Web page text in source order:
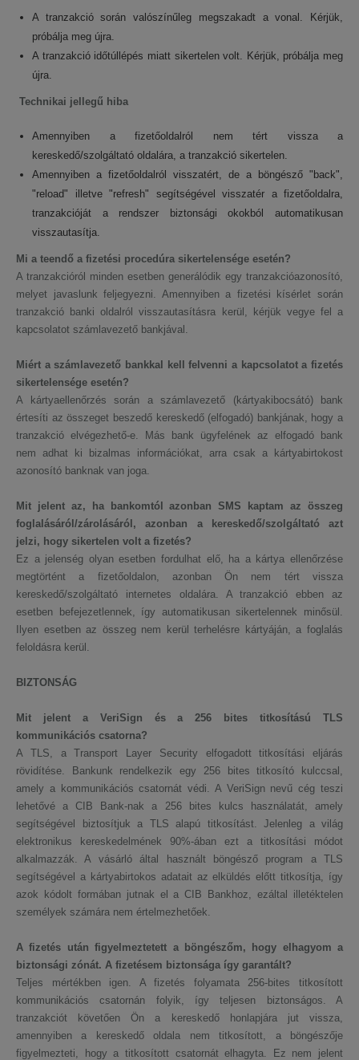
A tranzakció során valószínűleg megszakadt a vonal. Kérjük,
próbálja meg újra.
A tranzakció időtúllépés miatt sikertelen volt. Kérjük, próbálja meg
újra.
Technikai jellegű hiba
Amennyiben a fizetőoldalról nem tért vissza a
kereskedő/szolgáltató oldalára, a tranzakció sikertelen.
Amennyiben a fizetőoldalról visszatért, de a böngésző "back",
"reload" illetve "refresh" segítségével visszatér a fizetőoldalra,
tranzakcióját a rendszer biztonsági okokból automatikusan
visszautasítja.
Mi a teendő a fizetési procedúra sikertelensége esetén?
A tranzakcióról minden esetben generálódik egy tranzakcióazonosító,
melyet javaslunk feljegyezni. Amennyiben a fizetési kísérlet során
tranzakció banki oldalról visszautasításra kerül, kérjük vegye fel a
kapcsolatot számlavezető bankjával.
Miért a számlavezető bankkal kell felvenni a kapcsolatot a fizetés
sikertelensége esetén?
A kártyaellenőrzés során a számlavezető (kártyakibocsátó) bank
értesíti az összeget beszedő kereskedő (elfogadó) bankjának, hogy a
tranzakció elvégezhető-e. Más bank ügyfelének az elfogadó bank
nem adhat ki bizalmas információkat, arra csak a kártyabirtokost
azonosító banknak van joga.
Mit jelent az, ha bankomtól azonban SMS kaptam az összeg
foglalásáról/zárolásáról, azonban a kereskedő/szolgáltató azt
jelzi, hogy sikertelen volt a fizetés?
Ez a jelenség olyan esetben fordulhat elő, ha a kártya ellenőrzése
megtörtént a fizetőoldalon, azonban Ön nem tért vissza
kereskedő/szolgáltató internetes oldalára. A tranzakció ebben az
esetben befejezetlennek, így automatikusan sikertelennek minősül.
Ilyen esetben az összeg nem kerül terhelésre kártyáján, a foglalás
feloldásra kerül.
BIZTONSÁG
Mit jelent a VeriSign és a 256 bites titkosítású TLS
kommunikációs csatorna?
A TLS, a Transport Layer Security elfogadott titkosítási eljárás
rövidítése. Bankunk rendelkezik egy 256 bites titkosító kulccsal,
amely a kommunikációs csatornát védi. A VeriSign nevű cég teszi
lehetővé a CIB Bank-nak a 256 bites kulcs használatát, amely
segítségével biztosítjuk a TLS alapú titkosítást. Jelenleg a világ
elektronikus kereskedelmének 90%-ában ezt a titkosítási módot
alkalmazzák. A vásárló által használt böngésző program a TLS
segítségével a kártyabirtokos adatait az elküldés előtt titkosítja, így
azok kódolt formában jutnak el a CIB Bankhoz, ezáltal illetéktelen
személyek számára nem értelmezhetőek.
A fizetés után figyelmeztetett a böngészőm, hogy elhagyom a
biztonsági zónát. A fizetésem biztonsága így garantált?
Teljes mértékben igen. A fizetés folyamata 256-bites titkosított
kommunikációs csatornán folyik, így teljesen biztonságos. A
tranzakciót követően Ön a kereskedő honlapjára jut vissza,
amennyiben a kereskedő oldala nem titkosított, a böngészője
figyelmezteti, hogy a titkosított csatornát elhagyta. Ez nem jelent